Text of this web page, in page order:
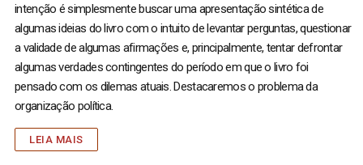
intenção é simplesmente buscar uma apresentação sintética de
algumas ideias do livro com o intuito de levantar perguntas, questionar
a validade de algumas afirmações e, principalmente, tentar defrontar
algumas verdades contingentes do período em que o livro foi
pensado com os dilemas atuais. Destacaremos o problema da
organização política.
LEIA MAIS